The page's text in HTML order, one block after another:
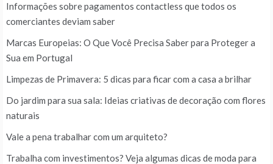
Informações sobre pagamentos contactless que todos os
comerciantes deviam saber
Marcas Europeias: O Que Você Precisa Saber para Proteger a
Sua em Portugal
Limpezas de Primavera: 5 dicas para ficar com a casa a brilhar
Do jardim para sua sala: Ideias criativas de decoração com flores
naturais
Vale a pena trabalhar com um arquiteto?
Trabalha com investimentos? Veja algumas dicas de moda para